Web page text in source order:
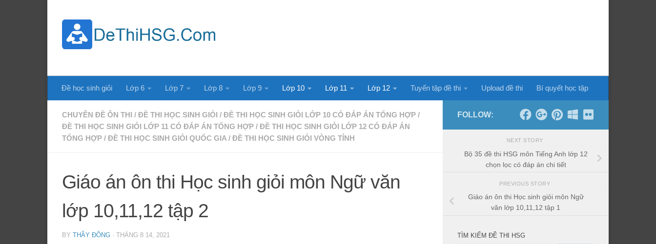
Đề học sinh giỏi Lớp 6 Lớp 7 Lớp 8 Lớp 9 Lớp 10 Lớp 11 Lớp 12 Tuyển tập đề thi Upload đề thi Bí quyết học tập
CHUYÊN ĐỀ ÔN THI / ĐỀ THI HỌC SINH GIỎI / ĐỀ THI HỌC SINH GIỎI LỚP 10 CÓ ĐÁP ÁN TỔNG HỢP /
ĐỀ THI HỌC SINH GIỎI LỚP 11 CÓ ĐÁP ÁN TỔNG HỢP / ĐỀ THI HỌC SINH GIỎI LỚP 12 CÓ ĐÁP ÁN
TỔNG HỢP / ĐỀ THI HỌC SINH GIỎI QUỐC GIA / ĐỀ THI HỌC SINH GIỎI VÒNG TỈNH
Giáo án ôn thi Học sinh giỏi môn Ngữ văn
lớp 10,11,12 tập 2
BY THẦY ĐÔNG · THÁNG 8 14, 2021
FOLLOW:
NEXT STORY
Bộ 35 đề thi HSG môn Tiếng Anh lớp 12
chọn lọc có đáp án chi tiết
PREVIOUS STORY
Giáo án ôn thi Học sinh giỏi môn Ngữ
văn lớp 10,11,12 tập 1
TÌM KIẾM ĐỀ THI HSG